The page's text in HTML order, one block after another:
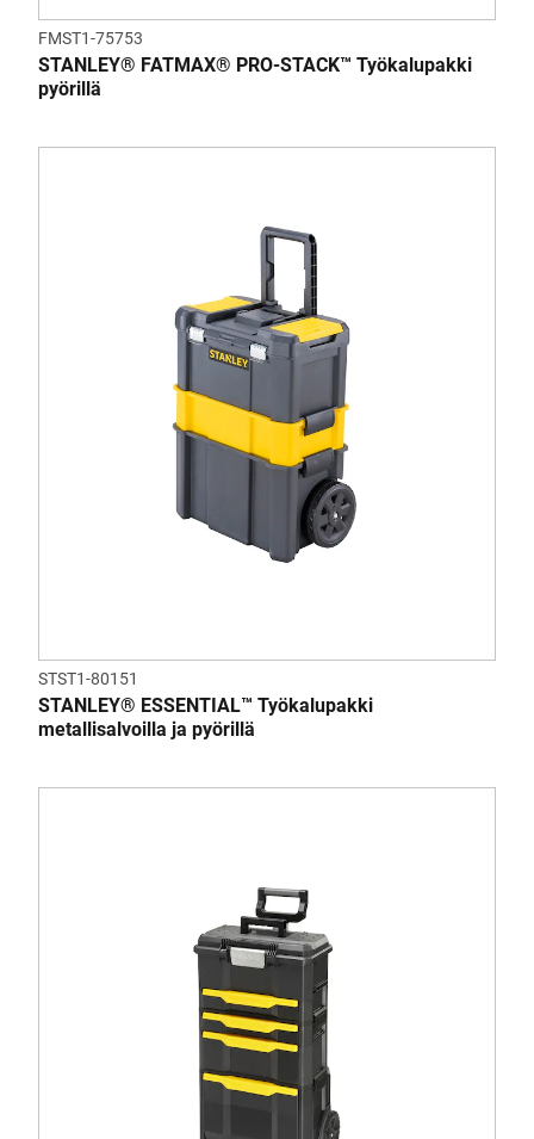
FMST1-75753
STANLEY® FATMAX® PRO-STACK™ Työkalupakki
pyörillä
STST1-80151
STANLEY® ESSENTIAL™ Työkalupakki
metallisalvoilla ja pyörillä